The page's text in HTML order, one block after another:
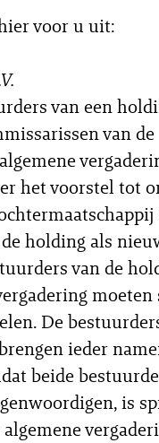
voor u uit:
van een
van de
het voorstel tot
holding als
van de
De
ieder
beide
is